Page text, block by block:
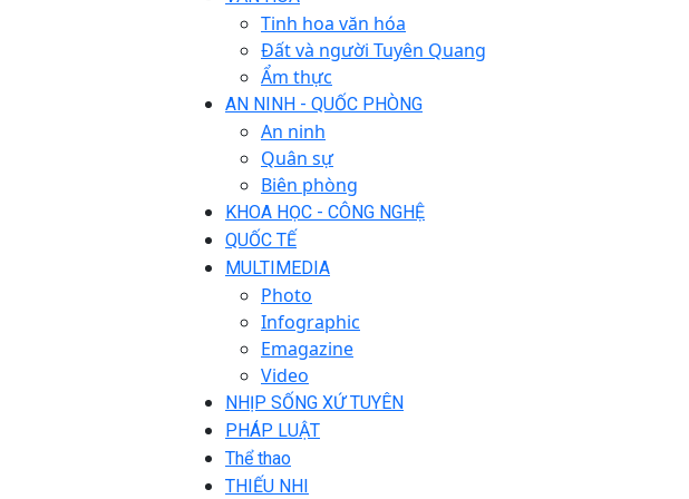
Tinh hoa văn hóa
Đất và người Tuyên Quang
Ẩm thực
AN NINH - QUỐC PHÒNG
An ninh
Quân sự
Biên phòng
KHOA HỌC - CÔNG NGHỆ
QUỐC TẾ
MULTIMEDIA
Photo
Infographic
Emagazine
Video
NHỊP SỐNG XỨ TUYÊN
PHÁP LUẬT
Thể thao
THIẾU NHI